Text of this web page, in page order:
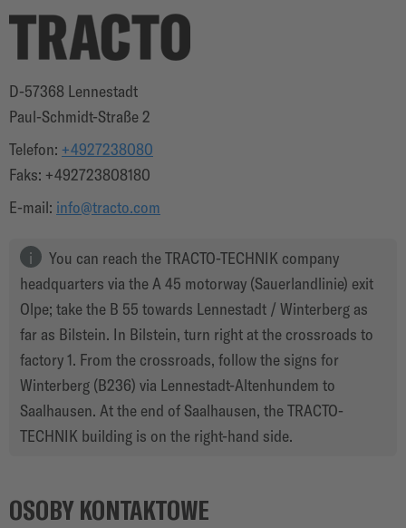
D-57368 Lennestadt
Paul-Schmidt-Straße 2
Telefon: +4927238080
Faks: +492723808180
E-mail: info@tracto.com
You can reach the TRACTO-TECHNIK company
headquarters via the A 45 motorway (Sauerlandlinie) exit
Olpe; take the B 55 towards Lennestadt / Winterberg as
far as Bilstein. In Bilstein, turn right at the crossroads to
factory 1. From the crossroads, follow the signs for
Winterberg (B236) via Lennestadt-Altenhundem to
Saalhausen. At the end of Saalhausen, the TRACTO-
TECHNIK building is on the right-hand side.
OSOBY KONTAKTOWE